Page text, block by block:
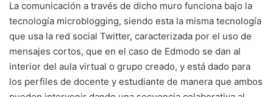
La comunicación a través de dicho muro funciona bajo la
tecnología microblogging, siendo esta la misma tecnología
que usa la red social Twitter, caracterizada por el uso de
mensajes cortos, que en el caso de Edmodo se dan al
interior del aula virtual o grupo creado, y está dado para
los perfiles de docente y estudiante de manera que ambos